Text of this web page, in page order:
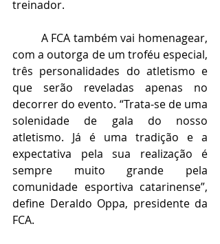
treinador.
A FCA também vai homenagear,
com a outorga de um troféu especial,
três personalidades do atletismo e
que serão reveladas apenas no
decorrer do evento. “Trata-se de uma
solenidade de gala do nosso
atletismo. Já é uma tradição e a
expectativa pela sua realização é
sempre muito grande pela
comunidade esportiva catarinense”,
define Deraldo Oppa, presidente da
FCA.